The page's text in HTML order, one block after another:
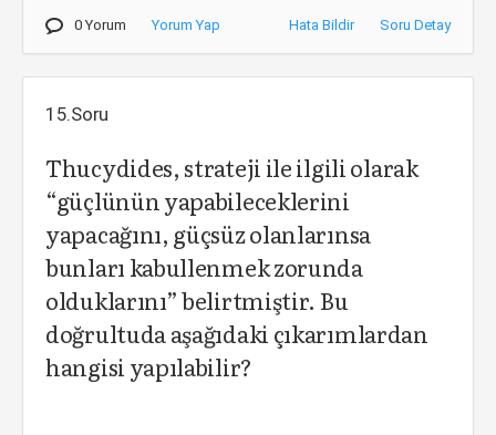
0 Yorum Yorum Yap Hata Bildir Soru Detay
15.Soru
Thucydides, strateji ile ilgili olarak
“güçlünün yapabileceklerini
yapacağını, güçsüz olanlarınsa
bunları kabullenmek zorunda
olduklarını” belirtmiştir. Bu
doğrultuda aşağıdaki çıkarımlardan
hangisi yapılabilir?